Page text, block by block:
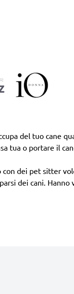
del tuo cane
tua o portare il
dei pet sitter
dei cani.